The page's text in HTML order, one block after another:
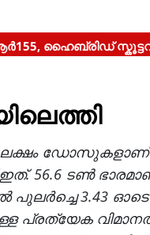
ലക്ഷം
56.6 ടൺ
പുലർച്ചെ 3.43 ഓടെ
പ്രത്യേക